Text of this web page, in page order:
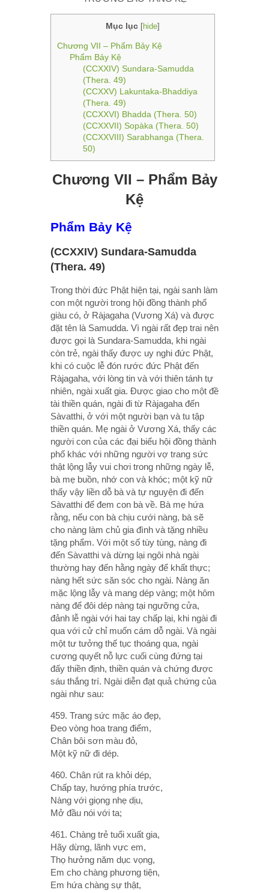
Mục lục [hide]
Chương VII – Phẩm Bảy Kệ
Phẩm Bảy Kệ
(CCXXIV) Sundara-Samudda
(Thera. 49)
(CCXXV) Lakuntaka-Bhaddiya
(Thera. 49)
(CCXXVI) Bhadda (Thera. 50)
(CCXXVII) Sopàka (Thera. 50)
(CCXXVIII) Sarabhanga (Thera.
50)
Chương VII – Phẩm Bảy
Kệ
Phẩm Bảy Kệ
(CCXXIV) Sundara-Samudda
(Thera. 49)
Trong thời đức Phật hiện tại, ngài sanh làm
con một người trong hội đồng thành phố
giàu có, ở Ràjagaha (Vương Xá) và được
đặt tên là Samudda. Vì ngài rất đẹp trai nên
được gọi là Sundara-Samudda, khi ngài
còn trẻ, ngài thấy được uy nghi đức Phật,
khi có cuộc lễ đón rước đức Phật đến
Ràjagaha, với lòng tin và với thiên tánh tự
nhiên, ngài xuất gia. Ðược giao cho một đề
tài thiền quán, ngài đi từ Ràjagaha đến
Sàvatthi, ở với một người bạn và tu tập
thiền quán. Mẹ ngài ở Vương Xá, thấy các
người con của các đại biểu hội đồng thành
phố khác với những người vợ trang sức
thật lộng lẫy vui chơi trong những ngày lễ,
bà mẹ buồn, nhớ con và khóc; một kỹ nữ
thấy vậy liền dỗ bà và tự nguyện đi đến
Sàvatthi để đem con bà về. Bà mẹ hứa
rằng, nếu con bà chịu cưới nàng, bà sẽ
cho nàng làm chủ gia đình và tặng nhiều
tặng phẩm. Với một số tùy tùng, nàng đi
đến Sàvatthi và dừng lại ngôi nhà ngài
thường hay đến hằng ngày để khất thực;
nàng hết sức săn sóc cho ngài. Nàng ăn
mặc lộng lẫy và mang dép vàng; một hôm
nàng để đôi dép nàng tại ngưỡng cửa,
đảnh lễ ngài với hai tay chấp lại, khi ngài đi
qua với cử chỉ muốn cám dỗ ngài. Và ngài
một tư tưởng thế tục thoáng qua, ngài
cương quyết nỗ lực cuối cùng đứng tại
đấy thiền định, thiền quán và chứng được
sáu thắng trí. Ngài diễn đạt quả chứng của
ngài như sau:
459. Trang sức mặc áo đẹp,
Ðeo vòng hoa trang điểm,
Chân bôi sơn màu đỏ,
Một kỹ nữ đi dép.
460. Chân rút ra khỏi dép,
Chấp tay, hướng phía trước,
Nàng với giọng nhẹ dịu,
Mở đầu nói với ta;
461. Chàng trẻ tuổi xuất gia,
Hãy dừng, lãnh vực em,
Thọ hưởng năm dục vọng,
Em cho chàng phương tiện,
Em hứa chàng sự thật,